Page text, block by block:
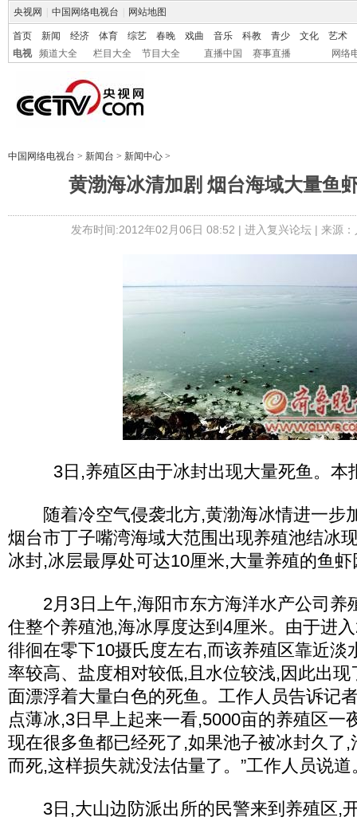
央视网 中国网络电视台 网站地图
首页 新闻 经济 体育 综艺 春晚 戏曲 音乐 科教 青少 文化
艺术
电视
频道大全 栏目大全 节目大全 直播中国 赛事直播 网络
中国网络电视台 > 新闻台 > 新闻中心 >
黄渤海冰清加剧 烟台海域大量鱼
发布时间:2012年02月06日 08:52 | 进入复兴论坛| 来源
3日,养殖区由于冰封出现大量死鱼。本
随着冷空气侵袭北方,黄渤海冰情进一步
烟台市丁子嘴湾海域大范围出现养殖池结冰
冰封,冰层最厚处可达10厘米,大量养殖的鱼
2月3日上午,海阳市东方海洋水产公司养
住整个养殖池,海冰厚度达到4厘米。由于进
徘徊在零下10摄氏度左右,而该养殖区靠近淡
率较高、盐度相对较低,且水位较浅,因此出
面漂浮着大量白色的死鱼。工作人员告诉记
点薄冰,3日早上起来一看,5000亩的养殖区一
现在很多鱼都已经死了,如果池子被冰封久了
而死,这样损失就没法估量了。”工作人员说道
3日,大山边防派出所的民警来到养殖区,